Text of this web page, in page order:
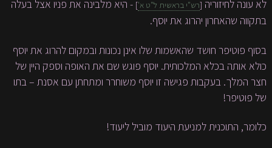
לא עונה לחיזוריה [רש"י בראשית ל"ט א'] - היא מלבינה את פניו אצל בעלה
בתקווה שהאחרון יהרוג את יוסף.
בסוף פוטיפר חושד שהאשמות שלו אינן נכונות ובמקום להרוג את יוסף
כולא אותה בכלא המלכותית. יוסף פוגש שם את האופה וספק היין של
חצר המלך. בעקבות פגישה זו יוסף משוחרר ומתחתן עם אסנת – בתו
של פוטיפר!
כלומר, התוכנית למניעת היעוד מוביל ליעוד!